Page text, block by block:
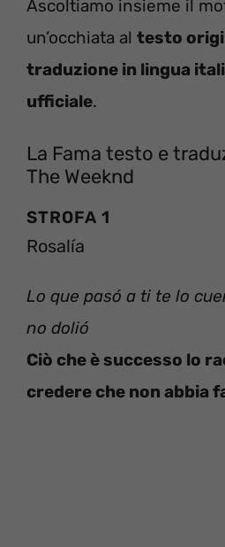
Ascoltiamo insieme il
un’occhiata al testo
traduzione in lingua
ufficiale.
La Fama testo e
The Weeknd
STROFA 1
Rosalía
Lo que pasó a ti te lo
no dolió
Ciò che è successo lo
credere che non abbia